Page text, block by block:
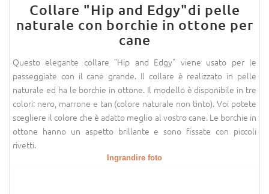
Collare "Hip and Edgy"di pelle
naturale con borchie in ottone per
cane
Questo elegante collare "Hip and Edgy" viene usato per le
passeggiate con il cane grande. Il collare è realizzato in pelle
naturale ed ha le borchie in ottone. Il modello è disponibile in tre
colori: nero, marrone e tan (colore naturale non tinto). Voi potete
scegliere il colore che è adatto meglio al vostro cane. Le borchie in
ottone hanno un aspetto brillante e sono fissate con piccoli
rivetti.
Ingrandire foto